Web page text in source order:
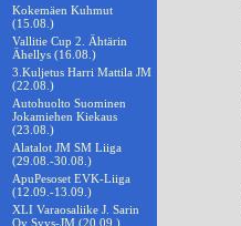
Kokemäen Kuhmut
(15.08.)
Vallitie Cup 2. Ähtärin
Ähellys (16.08.)
3.Kuljetus Harri Mattila JM
(22.08.)
Autohuolto Suominen
Jokamiehen Kiekaus
(23.08.)
Alatalot JM SM Liiga
(29.08.-30.08.)
ApuPesoset EVK-Liiga
(12.09.-13.09.)
XLI Varaosaliike J. Sarin
Oy Syys-JM (20.09.)